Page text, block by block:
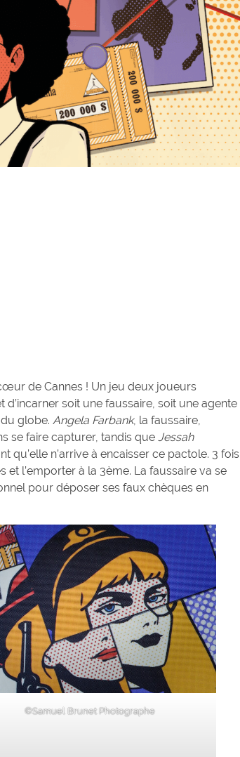
de Cannes ! Un jeu deux joueurs
soit une faussaire, soit une agente
globe. Angela Farbank, la faussaire,
se faire capturer, tandis que Jessah
n’arrive à encaisser ce pactole. 3 fois
l’emporter à la 3ème. La faussaire va se
pour déposer ses faux chèques en
©Samuel Brunet Photographe